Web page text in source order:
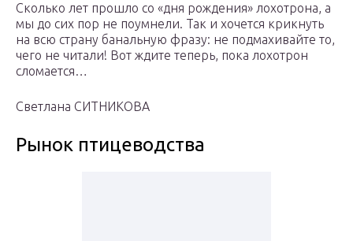
Сколько лет прошло со «дня рождения» лохотрона, а
мы до сих пор не поумнели. Так и хочется крикнуть
на всю страну банальную фразу: не подмахивайте то,
чего не читали! Вот ждите теперь, пока лохотрон
сломается…
Светлана СИТНИКОВА
Рынок птицеводства